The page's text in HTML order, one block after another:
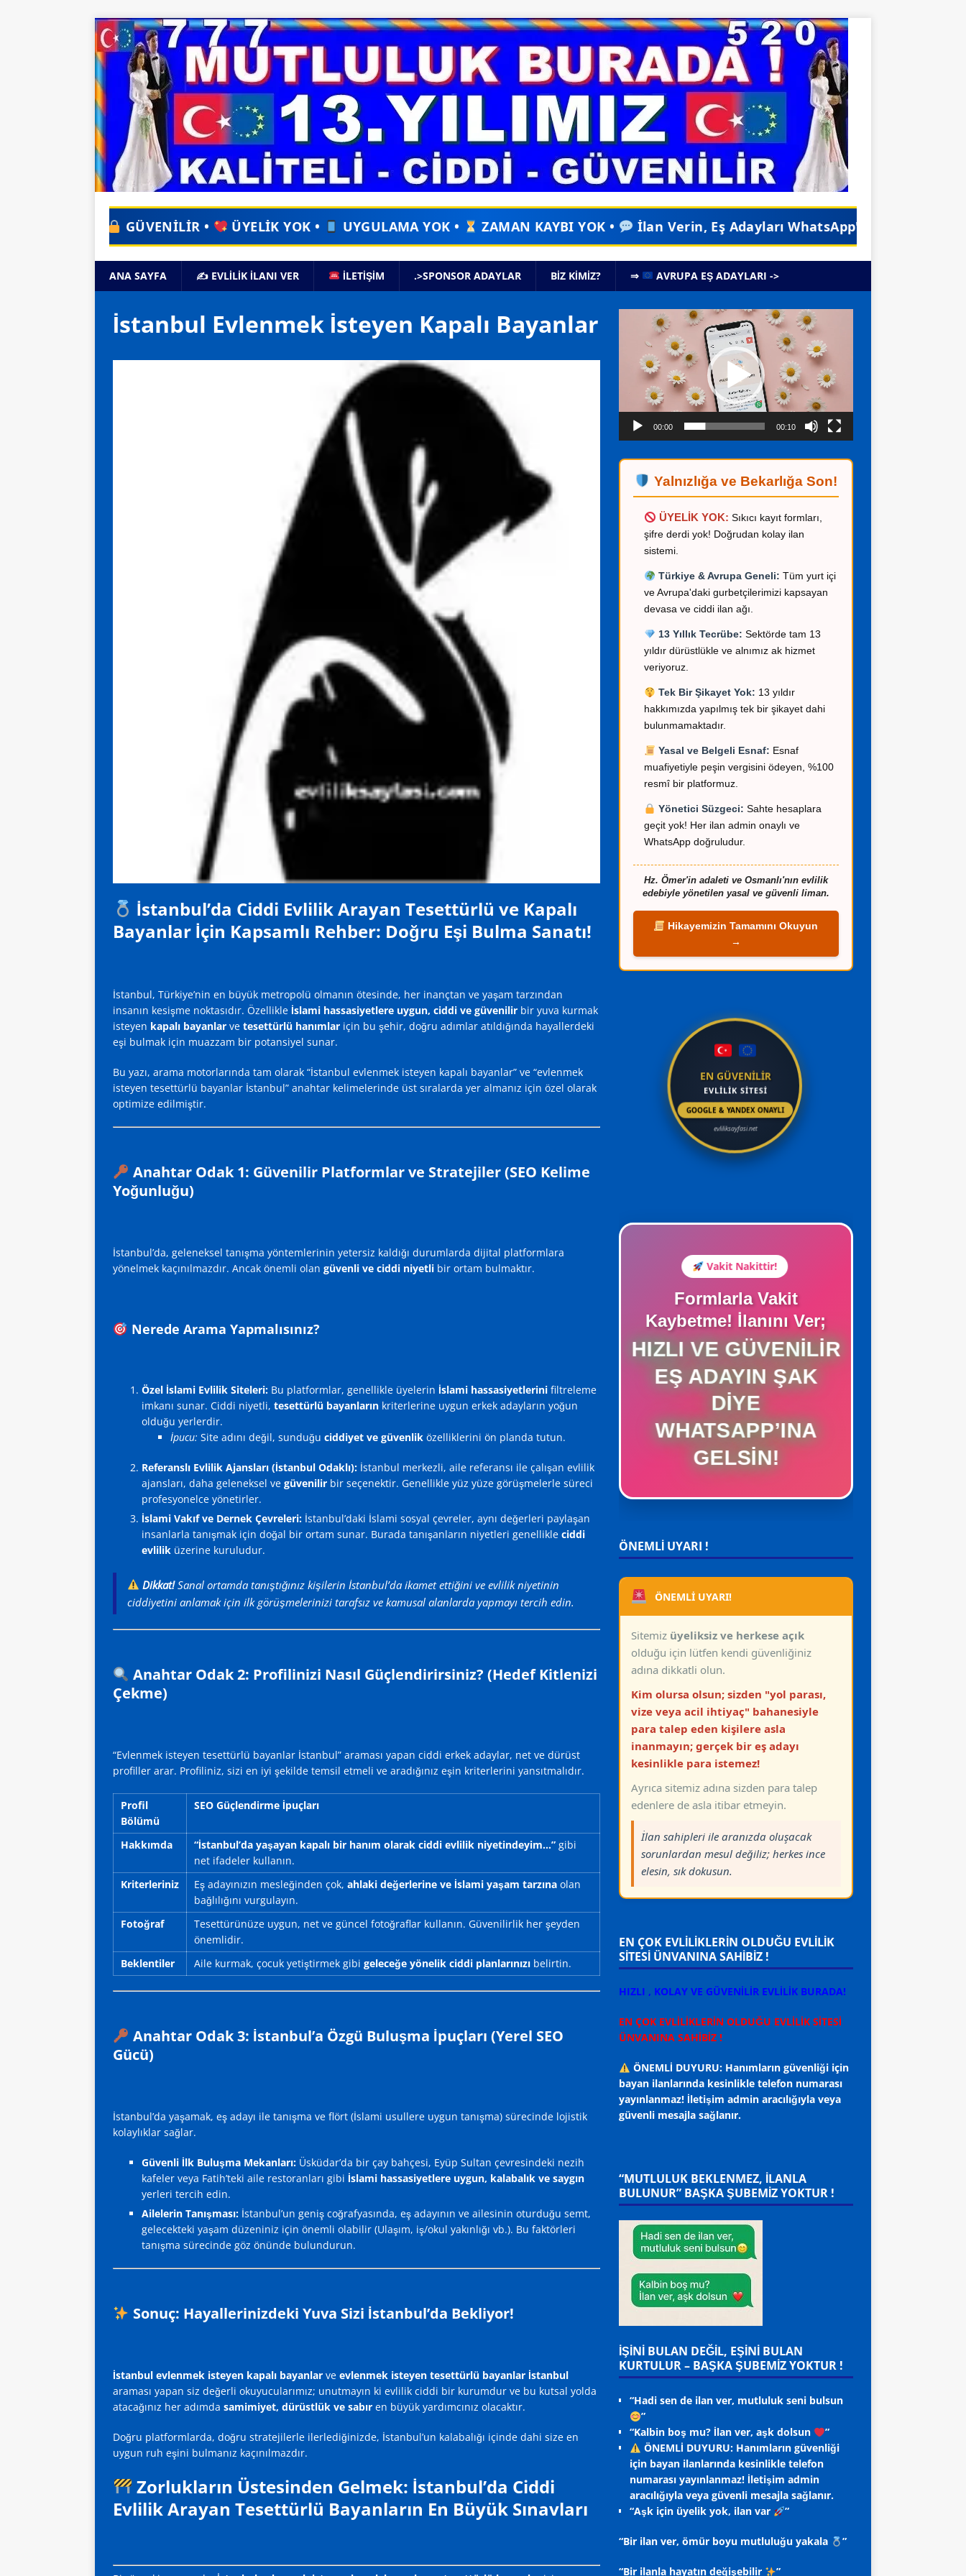
ÜYELİK YOK • UYGULAMA YOK • ZAMAN KAYBI YOK • İlan Verin, Eş Adayları WhatsApp'ınıza Ulaşsın •
ANA SAYFA ✍️ EVLİLİK İLANI VER İLETİŞİM .>SPONSOR ADAYLAR BIZ KIMIZ? ⇒ AVRUPA EŞ ADAYLARI ->
İstanbul Evlenmek İsteyen Kapalı Bayanlar
İstanbul’da Ciddi Evlilik Arayan Tesettürlü ve Kapalı
Bayanlar İçin Kapsamlı Rehber: Doğru Eşi Bulma Sanatı!
İstanbul, Türkiye’nin en büyük metropolü olmanın ötesinde, her inançtan ve yaşam tarzından
insanın kesişme noktasıdır. Özellikle İslami hassasiyetlere uygun, ciddi ve güvenilir bir yuva kurmak
isteyen kapalı bayanlar ve tesettürlü hanımlar için bu şehir, doğru adımlar atıldığında hayallerdeki
eşi bulmak için muazzam bir potansiyel sunar.
Bu yazı, arama motorlarında tam olarak “İstanbul evlenmek isteyen kapalı bayanlar” ve “evlenmek
isteyen tesettürlü bayanlar İstanbul” anahtar kelimelerinde üst sıralarda yer almanız için özel olarak
optimize edilmiştir.
Anahtar Odak 1: Güvenilir Platformlar ve Stratejiler (SEO Kelime
Yoğunluğu)
İstanbul’da, geleneksel tanışma yöntemlerinin yetersiz kaldığı durumlarda dijital platformlara
yönelmek kaçınılmazdır. Ancak önemli olan güvenli ve ciddi niyetli bir ortam bulmaktır.
Nerede Arama Yapmalısınız?
Özel İslami Evlilik Siteleri: Bu platformlar, genellikle üyelerin İslami hassasiyetlerini filtreleme
imkanı sunar. Ciddi niyetli, tesettürlü bayanların kriterlerine uygun erkek adayların yoğun
olduğu yerlerdir.
İpucu: Site adını değil, sunduğu ciddiyet ve güvenlik özelliklerini ön planda tutun.
Referanslı Evlilik Ajansları (İstanbul Odaklı): İstanbul merkezli, aile referansı ile çalışan evlilik
ajansları, daha geleneksel ve güvenilir bir seçenektir. Genellikle yüz yüze görüşmelerle süreci
profesyonelce yönetirler.
İslami Vakıf ve Dernek Çevreleri: İstanbul’daki İslami sosyal çevreler, aynı değerleri paylaşan
insanlarla tanışmak için doğal bir ortam sunar. Burada tanışanların niyetleri genellikle ciddi
evlilik üzerine kuruludur.
Dikkat!Sanal ortamda tanıştığınız kişilerin İstanbul’da ikamet ettiğini ve evlilik niyetinin
ciddiyetini anlamak için ilk görüşmelerinizi tarafsız ve kamusal alanlarda yapmayı tercih edin.
Anahtar Odak 2: Profilinizi Nasıl Güçlendirirsiniz? (Hedef Kitlenizi
Çekme)
“Evlenmek isteyen tesettürlü bayanlar İstanbul” araması yapan ciddi erkek adaylar, net ve dürüst
profiller arar. Profiliniz, sizi en iyi şekilde temsil etmeli ve aradığınız eşin kriterlerini yansıtmalıdır.
Profil
Bölümü
SEO Güçlendirme İpuçları
Hakkımda “İstanbul’da yaşayan kapalı bir hanım olarak ciddi evlilik niyetindeyim…” gibi
net ifadeler kullanın.
Kriterleriniz
Eş adayınızın mesleğinden çok, ahlaki değerlerine ve İslami yaşam tarzına olan
bağlılığını vurgulayın.
Fotoğraf
Tesettürünüze uygun, net ve güncel fotoğraflar kullanın. Güvenilirlik her şeyden
önemlidir.
Beklentiler
Aile kurmak, çocuk yetiştirmek gibi geleceğe yönelik ciddi planlarınızı belirtin.
Anahtar Odak 3: İstanbul’a Özgü Buluşma İpuçları (Yerel SEO
Gücü)
İstanbul’da yaşamak, eş adayı ile tanışma ve flört (İslami usullere uygun tanışma) sürecinde lojistik
kolaylıklar sağlar.
Güvenli İlk Buluşma Mekanları: Üsküdar’da bir çay bahçesi, Eyüp Sultan çevresindeki nezih
kafeler veya Fatih’teki aile restoranları gibi İslami hassasiyetlere uygun, kalabalık ve saygın
yerleri tercih edin.
Ailelerin Tanışması: İstanbul’un geniş coğrafyasında, eş adayının ve ailesinin oturduğu semt,
gelecekteki yaşam düzeniniz için önemli olabilir (Ulaşım, iş/okul yakınlığı vb.). Bu faktörleri
tanışma sürecinde göz önünde bulundurun.
Sonuç: Hayallerinizdeki Yuva Sizi İstanbul’da Bekliyor!
İstanbul evlenmek isteyen kapalı bayanlar ve evlenmek isteyen tesettürlü bayanlar İstanbul
araması yapan siz değerli okuyucularımız; unutmayın ki evlilik ciddi bir kurumdur ve bu kutsal yolda
atacağınız her adımda samimiyet, dürüstlük ve sabır en büyük yardımcınız olacaktır.
Doğru platformlarda, doğru stratejilerle ilerlediğinizde, İstanbul’un kalabalığı içinde dahi size en
uygun ruh eşini bulmanız kaçınılmazdır.
Zorlukların Üstesinden Gelmek: İstanbul’da Ciddi
Evlilik Arayan Tesettürlü Bayanların En Büyük Sınavları
oynatıcı
00:00 00:10
Yalnızlığa ve Bekarlığa Son!
ÜYELİK YOK: Sıkıcı kayıt formları,
şifre derdi yok! Doğrudan kolay ilan
sistemi.
Türkiye & Avrupa Geneli: Tüm yurt içi
ve Avrupa'daki gurbetçilerimizi kapsayan
devasa ve ciddi ilan ağı.
13 Yıllık Tecrübe: Sektörde tam 13
yıldır dürüstlükle ve alnımız ak hizmet
veriyoruz.
Tek Bir Şikayet Yok: 13 yıldır
hakkımızda yapılmış tek bir şikayet dahi
bulunmamaktadır.
Yasal ve Belgeli Esnaf: Esnaf
muafiyetiyle peşin vergisini ödeyen, %100
resmî bir platformuz.
Yönetici Süzgeci: Sahte hesaplara
geçit yok! Her ilan admin onaylı ve
WhatsApp doğruludur.
Hz. Ömer'in adaleti ve Osmanlı'nın evlilik
edebiyle yönetilen yasal ve güvenli liman.
Hikayemizin Tamamını Okuyun
→
EN GÜVENİLİR
EVLİLİK SİTESİ
GOOGLE & YANDEX ONAYLI
evliliksayfasi.net
Vakit Nakittir!
Formlarla Vakit
Kaybetme! İlanını Ver;
HIZLI VE GÜVENILIR
EŞ ADAYIN ŞAK
DIYE
WHATSAPP’INA
GELSIN!
ÖNEMLİ UYARI !
ÖNEMLİ UYARI!
Sitemiz üyeliksiz ve herkese açık
olduğu için lütfen kendi güvenliğiniz
adına dikkatli olun.
Kim olursa olsun; sizden "yol parası,
vize veya acil ihtiyaç" bahanesiyle
para talep eden kişilere asla
inanmayın; gerçek bir eş adayı
kesinlikle para istemez!
Ayrıca sitemiz adına sizden para talep
edenlere de asla itibar etmeyin.
İlan sahipleri ile aranızda oluşacak
sorunlardan mesul değiliz; herkes ince
elesin, sık dokusun.
EN ÇOK EVLİLİKLERİN OLDUĞU EVLİLİK
SİTESİ ÜNVANINA SAHİBİZ !
HIZLI , KOLAY VE GÜVENİLİR EVLİLİK BURADA!
EN ÇOK EVLİLİKLERİN OLDUĞU EVLİLİK SİTESİ
ÜNVANINA SAHİBİZ !
ÖNEMLİ DUYURU: Hanımların güvenliği için
bayan ilanlarında kesinlikle telefon numarası
yayınlanmaz! İletişim admin aracılığıyla veya
güvenli mesajla sağlanır.
“MUTLULUK BEKLENMEZ, ILANLA
BULUNUR” BAŞKA ŞUBEMİZ YOKTUR !
İŞİNİ BULAN DEĞİL, EŞİNİ BULAN
KURTULUR – BAŞKA ŞUBEMİZ YOKTUR !
“Hadi sen de ilan ver, mutluluk seni bulsun
”
“Kalbin boş mu? İlan ver, aşk dolsun
”
ÖNEMLİ DUYURU: Hanımların güvenliği
için bayan ilanlarında kesinlikle telefon
numarası yayınlanmaz! İletişim admin
aracılığıyla veya güvenli mesajla sağlanır.
“Aşk için üyelik yok, ilan var
”
“Bir ilan ver, ömür boyu mutluluğu yakala ”
“Bir ilanla hayatın değişebilir ”